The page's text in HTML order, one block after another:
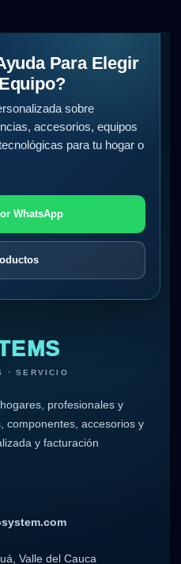
Para Elegir
sobre
accesorios, equipos
para tu hogar o
WhatsApp
· SERVICIO
profesionales y
componentes, accesorios y
y facturación
Valle del Cauca